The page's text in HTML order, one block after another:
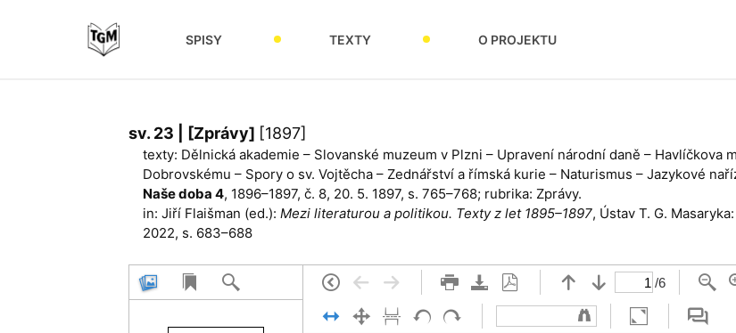
SPISY TEXTY O PROJEKTU
sv. 23 | [Zprávy] [1897]
texty: Dělnická akademie – Slovanské muzeum v Plzni – Upravení národní daně – Havlíčkova
Dobrovskému – Spory o sv. Vojtěcha – Zednářství a římská kurie – Naturismus – Jazykové
Naše doba 4, 1896–1897, č. 8, 20. 5. 1897, s. 765–768; rubrika: Zprávy.
in: Jiří Flaišman (ed.): Mezi literaturou a politikou. Texty z let 1895–1897, Ústav T. G.
2022, s. 683–688